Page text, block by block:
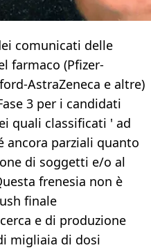
comunicati delle
farmaco (Pfizer-
AstraZeneca e altre)
3 per i candidati
quali classificati ' ad
ancora parziali quanto
di soggetti e/o al
frenesia non è
finale
e di produzione
migliaia di dosi